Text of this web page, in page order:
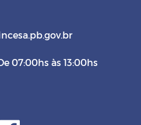
07:00hs às 13:00hs